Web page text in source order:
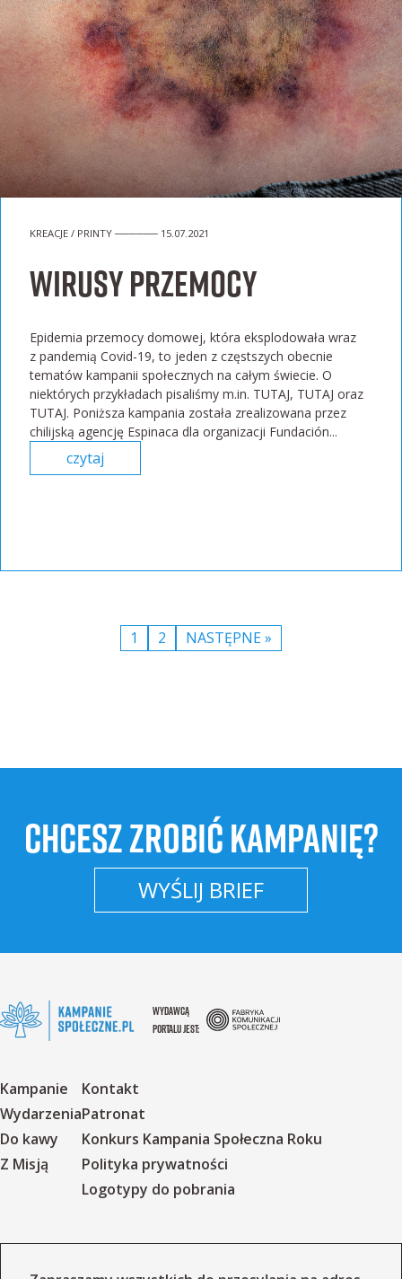
KREACJE / PRINTY ────── 15.07.2021
Wirusy przemocy
Epidemia przemocy domowej, która eksplodowała wraz
z pandemią Covid-19, to jeden z częstszych obecnie
tematów kampanii społecznych na całym świecie. O
niektórych przykładach pisaliśmy m.in. TUTAJ, TUTAJ oraz
TUTAJ. Poniższa kampania została zrealizowana przez
chilijską agencję Espinaca dla organizacji Fundación...
czytaj
1 2 NASTĘPNE »
CHCESZ ZROBIĆ KAMPANIĘ?
WYŚLIJ BRIEF
WYDAWCĄ
PORTALU JEST:
Kampanie
Wydarzenia
Do kawy
Z Misją
Kontakt
Patronat
Konkurs Kampania Społeczna Roku
Polityka prywatności
Logotypy do pobrania